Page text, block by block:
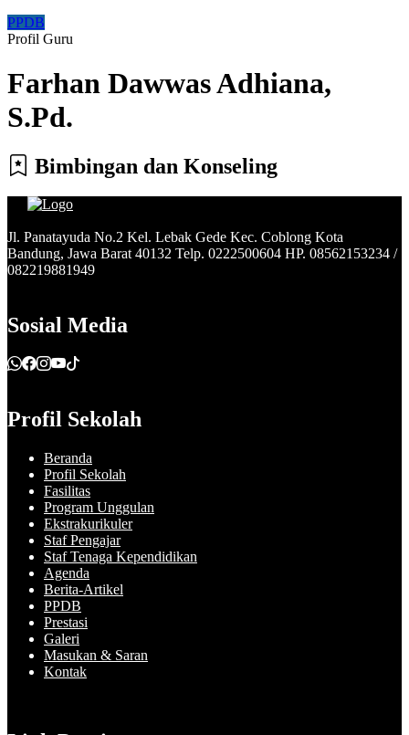
PPDB
Profil Guru
Farhan Dawwas Adhiana,
S.Pd.
Bimbingan dan Konseling
Jl. Panatayuda No.2 Kel. Lebak Gede Kec. Coblong Kota
Bandung, Jawa Barat 40132 Telp. 0222500604 HP. 08562153234 /
082219881949
Sosial Media
Profil Sekolah
Beranda
Profil Sekolah
Fasilitas
Program Unggulan
Ekstrakurikuler
Staf Pengajar
Staf Tenaga Kependidikan
Agenda
Berita-Artikel
PPDB
Prestasi
Galeri
Masukan & Saran
Kontak